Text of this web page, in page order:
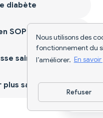
Nous utilisons des
fonctionnement du
l’améliorer. En
Refuser
diabète
SOPK
saine
sain